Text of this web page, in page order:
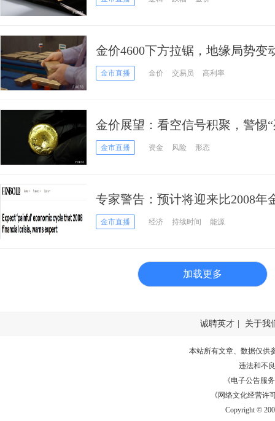
金价4600下方拉锯，地缘局势变
金市直播 金价 交易员 高利率
金价展望：看空信号积聚，警惕
金市直播 资金 风险 形态
专家警告：预计将迎来比2008年
济周期
金市直播 经济 持续时间 能源
加载更多
诚聘英才 关于我
本站所有文章、数据仅供
违法和不
《电子公告服务
《网络文化经营许
Copyright ©